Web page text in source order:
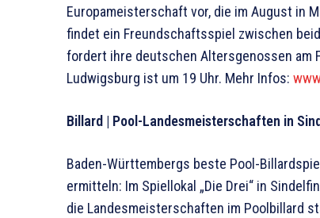
Europameisterschaft vor, die im August in
findet ein Freundschaftsspiel zwi­schen
fordert ihre deutschen Altersge­nossen am
Ludwigsburg ist um 19 Uhr. Mehr Infos:
Billard | Pool-Landesmeisterschaften in
Baden-Württembergs beste Pool-
ermitteln: Im Spiellokal „Die Drei“ in
die Landesmei­ster­schaften im Poolbillard